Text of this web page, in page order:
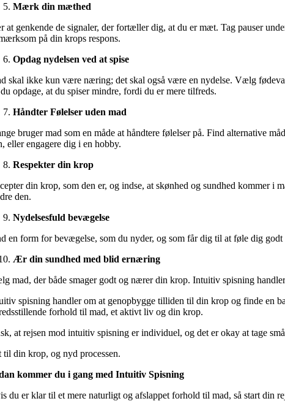
Mærk din mæthed
at genkende de signaler, der fortæller dig, at du er mæt. Tag pauser
på din krops respons.
Opdag nydelsen ved at spise
skal ikke kun være næring; det skal også være en nydelse. Vælg
opdage, at du spiser mindre, fordi du er mere tilfreds.
Håndter Følelser uden mad
bruger mad som en måde at håndtere følelser på. Find alternative
eller engagere dig i en hobby.
Respekter din krop
din krop, som den er, og indse, at skønhed og sundhed kommer i
den.
Nydelsesfuld bevægelse
en form for bevægelse, som du nyder, og som får dig til at føle dig
Ær din sundhed med blid ernæring
mad, der både smager godt og nærer din krop. Intuitiv spisning
spisning handler om at genopbygge tilliden til din krop og finde en
forhold til mad, et aktivt liv og din krop.
at rejsen mod intuitiv spisning er individuel, og det er okay at tage
til din krop, og nyd processen.
kommer du i gang med Intuitiv Spisning
du er klar til et mere naturligt og afslappet forhold til mad, så start din